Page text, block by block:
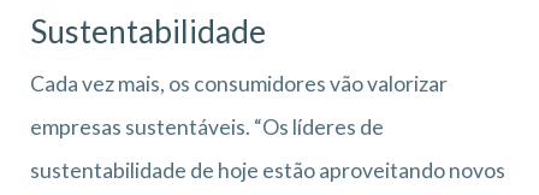
Sustentabilidade
Cada vez mais, os consumidores vão valorizar
empresas sustentáveis. “Os líderes de
sustentabilidade de hoje estão aproveitando novos